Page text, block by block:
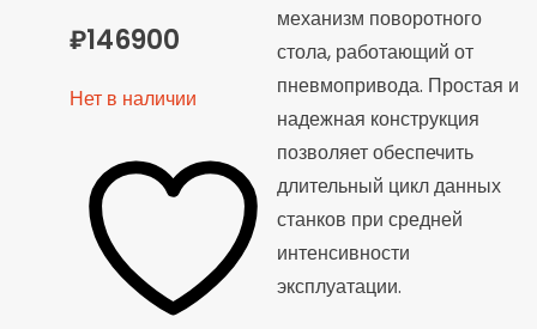
₽146900
Нет в наличии
механизм поворотного
стола, работающий от
пневмопривода. Простая и
надежная конструкция
позволяет обеспечить
длительный цикл данных
станков при средней
интенсивности
эксплуатации.